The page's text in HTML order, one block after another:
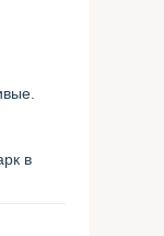
в